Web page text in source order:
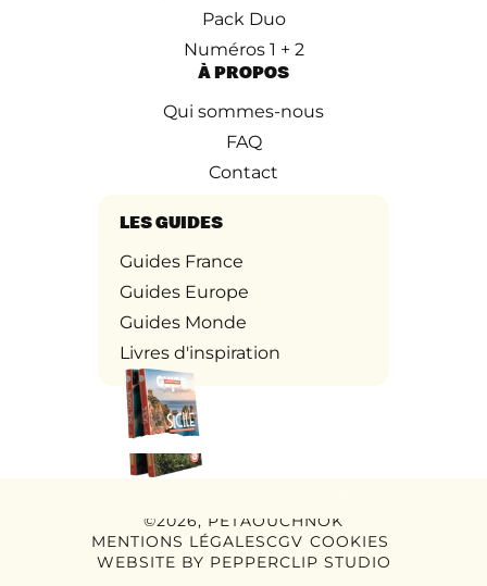
Pack Duo
Numéros 1 + 2
À PROPOS
Qui sommes-nous
FAQ
Contact
LES GUIDES
Guides France
Guides Europe
Guides Monde
Livres d'inspiration
©2026, PETAOUCHNOK
MENTIONS LÉGALESCGV COOKIES
WEBSITE BY PEPPERCLIP STUDIO